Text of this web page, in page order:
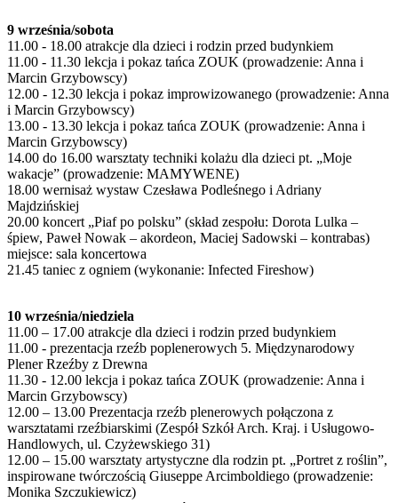
9 września/sobota
11.00 - 18.00 atrakcje dla dzieci i rodzin przed budynkiem
11.00 - 11.30 lekcja i pokaz tańca ZOUK (prowadzenie: Anna i
Marcin Grzybowscy)
12.00 - 12.30 lekcja i pokaz improwizowanego (prowadzenie: Anna
i Marcin Grzybowscy)
13.00 - 13.30 lekcja i pokaz tańca ZOUK (prowadzenie: Anna i
Marcin Grzybowscy)
14.00 do 16.00 warsztaty techniki kolażu dla dzieci pt. „Moje
wakacje” (prowadzenie: MAMYWENE)
18.00 wernisaż wystaw Czesława Podleśnego i Adriany
Majdzińskiej
20.00 koncert „Piaf po polsku” (skład zespołu: Dorota Lulka –
śpiew, Paweł Nowak – akordeon, Maciej Sadowski – kontrabas)
miejsce: sala koncertowa
21.45 taniec z ogniem (wykonanie: Infected Fireshow)
10 września/niedziela
11.00 – 17.00 atrakcje dla dzieci i rodzin przed budynkiem
11.00 - prezentacja rzeźb poplenerowych 5. Międzynarodowy
Plener Rzeźby z Drewna
11.30 - 12.00 lekcja i pokaz tańca ZOUK (prowadzenie: Anna i
Marcin Grzybowscy)
12.00 – 13.00 Prezentacja rzeźb plenerowych połączona z
warsztatami rzeźbiarskimi (Zespół Szkół Arch. Kraj. i Usługowo-
Handlowych, ul. Czyżewskiego 31)
12.00 – 15.00 warsztaty artystyczne dla rodzin pt. „Portret z roślin”,
inspirowane twórczością Giuseppe Arcimboldiego (prowadzenie:
Monika Szczukiewicz)